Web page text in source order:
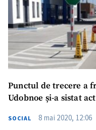
Punctul de trecere a
Udobnoe și-a sistat
SOCIAL 8 mai 2020, 12:06
Email+ Emailul
Telefon
+ Telefon
acord cu
TRIMITE